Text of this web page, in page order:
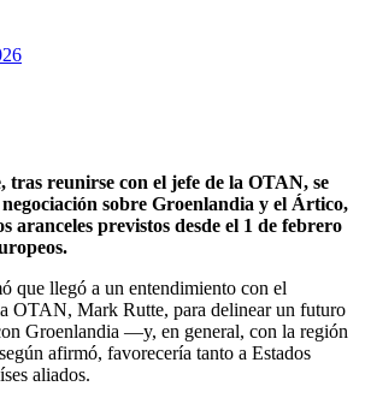
tras reunirse con el jefe de la OTAN, se
sobre Groenlandia y el Ártico,
aranceles previstos desde el 1 de febrero
que llegó a un entendimiento con el
OTAN, Mark Rutte, para delinear un futuro
Groenlandia —y, en general, con la región
afirmó, favorecería tanto a Estados
aliados.